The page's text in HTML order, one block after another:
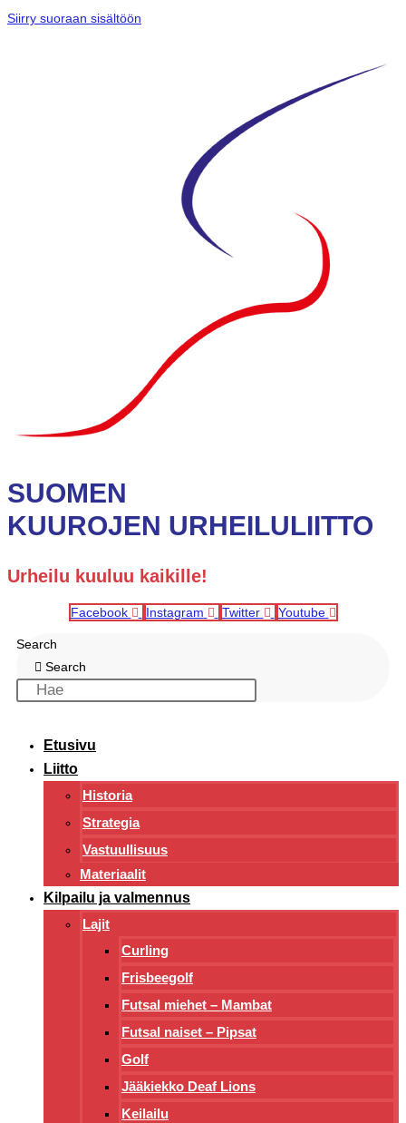
Siirry suoraan sisältöön
SUOMEN
KUUROJEN URHEILULIITTO
Urheilu kuuluu kaikille!
Facebook Instagram Twitter Youtube
Search
Search
Etusivu
Liitto
Historia
Strategia
Vastuullisuus
Materiaalit
Kilpailu ja valmennus
Lajit
Curling
Frisbeegolf
Futsal miehet – Mambat
Futsal naiset – Pipsat
Golf
Jääkiekko Deaf Lions
Keilailu